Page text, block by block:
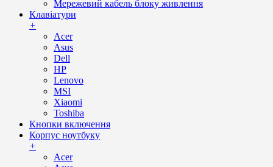
Мережевий кабель блоку живлення
Клавіатури
+
Acer
Asus
Dell
HP
Lenovo
MSI
Xiaomi
Toshiba
Кнопки включення
Корпус ноутбуку
+
Acer